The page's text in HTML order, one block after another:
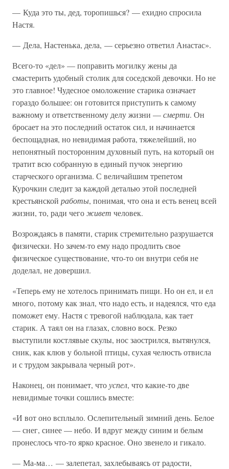
— Куда это ты, дед, торопишься? — ехидно спросила
Настя.
— Дела, Настенька, дела, — серьезно ответил Анастас».
Всего-то «дел» — поправить могилку жены да
смастерить удобный столик для соседской девочки. Но не
это главное! Чудесное омоложение старика означает
гораздо большее: он готовится приступить к самому
важному и ответственному делу жизни —смерти. Он
бросает на это последний остаток сил, и начинается
беспощадная, но невидимая работа, тяжелейший, но
непонятный посторонним духовный путь, на который он
тратит всю собранную в единый пучок энергию
старческого организма. С величайшим трепетом
Курочкин следит за каждой деталью этой последней
крестьянской работы, понимая, что она и есть венец всей
жизни, то, ради чегоживет человек.
Возрождаясь в памяти, старик стремительно разрушается
физически. Но зачем-то ему надо продлить свое
физическое существование, что-то он внутри себя не
доделал, не довершил.
«Теперь ему не хотелось принимать пищи. Но он ел, и ел
много, потому как знал, что надо есть, и надеялся, что еда
поможет ему. Настя с тревогой наблюдала, как тает
старик. А таял он на глазах, словно воск. Резко
выступили костлявые скулы, нос заострился, вытянулся,
сник, как клюв у больной птицы, сухая челюсть отвисла
и с трудом закрывала черный рот».
Наконец, он понимает, чтоуспел, что какие-то две
невидимые точки сошлись вместе:
«И вот оно всплыло. Ослепительный зимний день. Белое
— снег, синее — небо. И вдруг между синим и белым
пронеслось что-то ярко красное. Оно звенело и гикало.
— Ма-ма… — залепетал, захлебываясь от радости,